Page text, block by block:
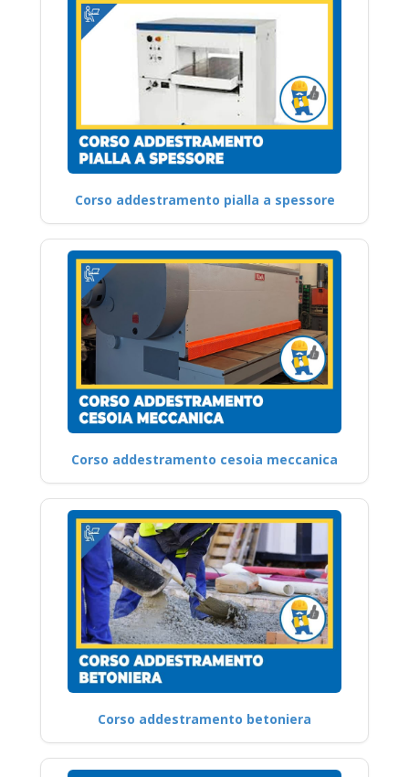
Corso addestramento pialla a spessore
Corso addestramento cesoia meccanica
Corso addestramento betoniera